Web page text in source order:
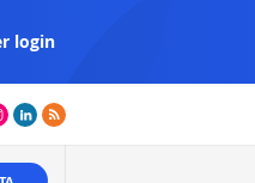
login